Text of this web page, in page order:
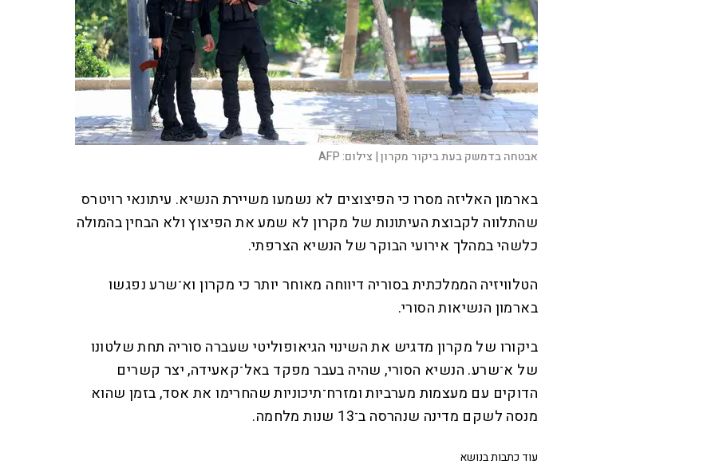
אבטחה בדמשק בעת ביקור מקרון | צילום:AFP
בארמון האליזה מסרו כי הפיצוצים לא נשמעו משיירת הנשיא. עיתונאי רויטרס
שהתלווה לקבוצת העיתונות של מקרון לא שמע את הפיצוץ ולא הבחין בהמולה
כלשהי במהלך אירועי הבוקר של הנשיא הצרפתי.
הטלוויזיה הממלכתית בסוריה דיווחה מאוחר יותר כי מקרון וא־שרע נפגשו
בארמון הנשיאות הסורי.
ביקורו של מקרון מדגיש את השינוי הגיאופוליטי שעברה סוריה תחת שלטונו
של א־שרע. הנשיא הסורי, שהיה בעבר מפקד באל־קאעידה, יצר קשרים
הדוקים עם מעצמות מערביות ומזרח־תיכוניות שהחרימו את אסד, בזמן שהוא
מנסה לשקם מדינה שנהרסה ב־13 שנות מלחמה.
עוד כתבות בנושא